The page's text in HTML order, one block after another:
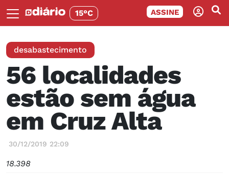
15°C ASSINE
desabastecimento
56 localidades
estão sem água
em Cruz Alta
30/12/2019 22:09
18.398